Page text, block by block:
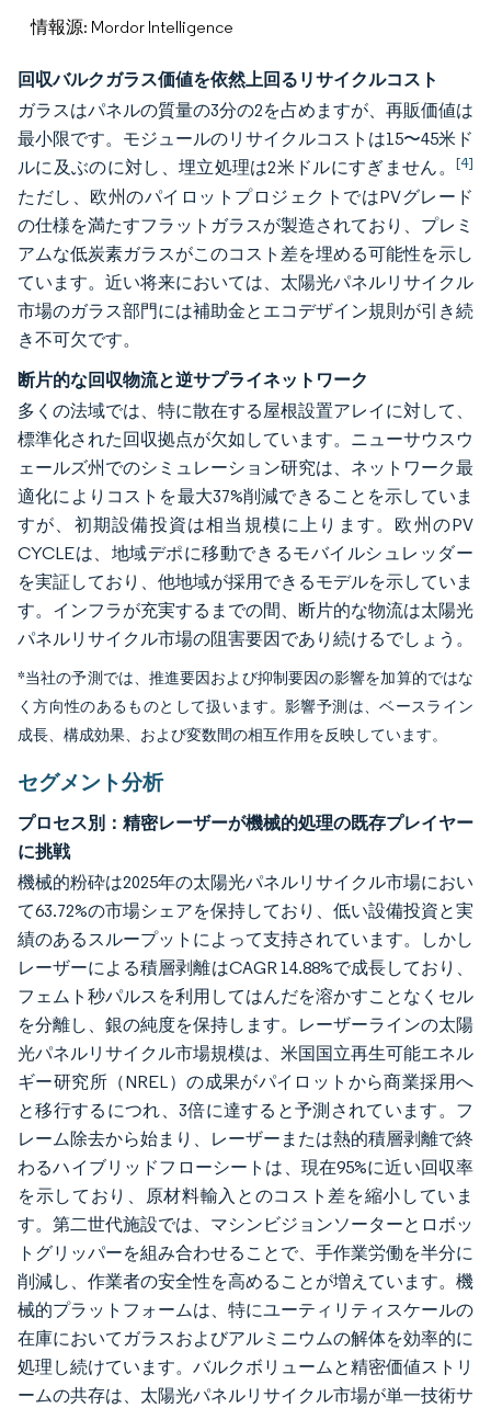
情報源: Mordor Intelligence
回収バルクガラス価値を依然上回るリサイクルコスト
ガラスはパネルの質量の3分の2を占めますが、再販価値は
最小限です。モジュールのリサイクルコストは15〜45米ド
ルに及ぶのに対し、埋立処理は2米ドルにすぎません。 [4]
ただし、欧州のパイロットプロジェクトではPVグレード
の仕様を満たすフラットガラスが製造されており、プレミ
アムな低炭素ガラスがこのコスト差を埋める可能性を示し
ています。近い将来においては、太陽光パネルリサイクル
市場のガラス部門には補助金とエコデザイン規則が引き続
き不可欠です。
断片的な回収物流と逆サプライネットワーク
多くの法域では、特に散在する屋根設置アレイに対して、
標準化された回収拠点が欠如しています。ニューサウスウ
ェールズ州でのシミュレーション研究は、ネットワーク最
適化によりコストを最大37%削減できることを示していま
すが、初期設備投資は相当規模に上ります。欧州のPV
CYCLEは、地域デポに移動できるモバイルシュレッダー
を実証しており、他地域が採用できるモデルを示していま
す。インフラが充実するまでの間、断片的な物流は太陽光
パネルリサイクル市場の阻害要因であり続けるでしょう。
*当社の予測では、推進要因および抑制要因の影響を加算的ではな
く方向性のあるものとして扱います。影響予測は、ベースライン
成長、構成効果、および変数間の相互作用を反映しています。
セグメント分析
プロセス別：精密レーザーが機械的処理の既存プレイヤー
に挑戦
機械的粉砕は2025年の太陽光パネルリサイクル市場におい
て63.72%の市場シェアを保持しており、低い設備投資と実
績のあるスループットによって支持されています。しかし
レーザーによる積層剥離はCAGR 14.88%で成長しており、
フェムト秒パルスを利用してはんだを溶かすことなくセル
を分離し、銀の純度を保持します。レーザーラインの太陽
光パネルリサイクル市場規模は、米国国立再生可能エネル
ギー研究所（NREL）の成果がパイロットから商業採用へ
と移行するにつれ、3倍に達すると予測されています。フ
レーム除去から始まり、レーザーまたは熱的積層剥離で終
わるハイブリッドフローシートは、現在95%に近い回収率
を示しており、原材料輸入とのコスト差を縮小していま
す。第二世代施設では、マシンビジョンソーターとロボッ
トグリッパーを組み合わせることで、手作業労働を半分に
削減し、作業者の安全性を高めることが増えています。機
械的プラットフォームは、特にユーティリティスケールの
在庫においてガラスおよびアルミニウムの解体を効率的に
処理し続けています。バルクボリュームと精密価値ストリ
ームの共存は、太陽光パネルリサイクル市場が単一技術サ